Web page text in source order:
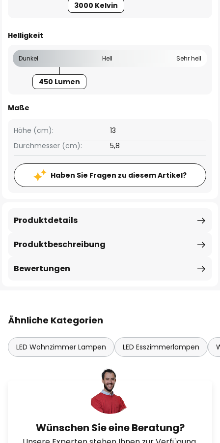
3000 Kelvin
Helligkeit
Dunkel Hell Sehr hell
450 Lumen
Maße
Höhe (cm):
13
Durchmesser (cm):
5,8
Haben Sie Fragen zu diesem Artikel?
Produktbeschreibung
Produktdetails
Bewertungen
Ähnliche Kategorien
LED Wohnzimmer Lampen LED Esszimmerlampen
Wünschen Sie eine Beratung?